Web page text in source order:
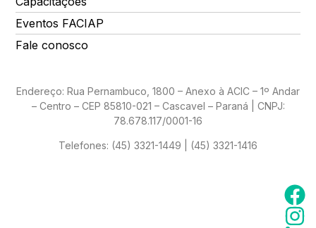
Eventos FACIAP
Fale conosco
Endereço: Rua Pernambuco, 1800 – Anexo à ACIC – 1º Andar
– Centro – CEP 85810-021 – Cascavel – Paraná | CNPJ:
78.678.117/0001-16
Telefones: (45) 3321-1449 | (45) 3321-1416